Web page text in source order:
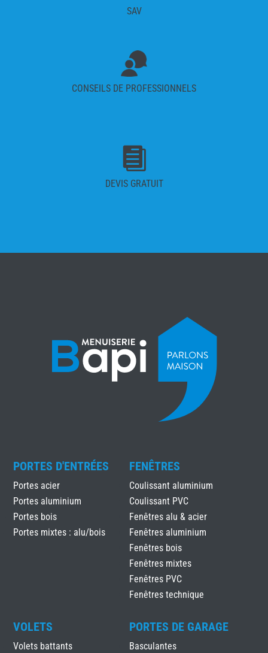
SAV
CONSEILS DE PROFESSIONNELS

DEVIS GRATUIT
PORTES D'ENTRÉES
Portes acier
Portes aluminium
Portes bois
Portes mixtes : alu/bois
FENÊTRES
Coulissant aluminium
Coulissant PVC
Fenêtres alu & acier
Fenêtres aluminium
Fenêtres bois
Fenêtres mixtes
Fenêtres PVC
Fenêtres technique
VOLETS
Volets battants
PORTES DE GARAGE
Basculantes